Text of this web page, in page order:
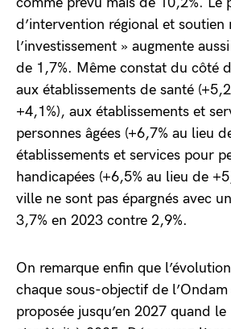
d’intervention régional et soutien
l’investissement » augmente
de 1,7%. Même constat du côté
aux établissements de santé
+4,1%), aux établissements et
personnes âgées (+6,7% au lieu
établissements et services pour
handicapées (+6,5% au lieu de
ville ne sont pas épargnés avec
3,7% en 2023 contre 2,9%.
On remarque enfin que
chaque sous-objectif de
proposée jusqu’en 2027 quand